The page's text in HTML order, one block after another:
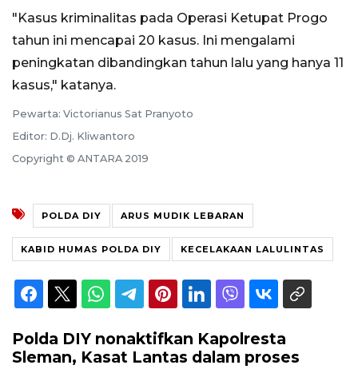
"Kasus kriminalitas pada Operasi Ketupat Progo
tahun ini mencapai 20 kasus. Ini mengalami
peningkatan dibandingkan tahun lalu yang hanya 11
kasus," katanya.
Pewarta: Victorianus Sat Pranyoto
Editor: D.Dj. Kliwantoro
Copyright © ANTARA 2019
POLDA DIY ARUS MUDIK LEBARAN
KABID HUMAS POLDA DIY KECELAKAAN LALULINTAS
Polda DIY nonaktifkan Kapolresta
Sleman, Kasat Lantas dalam proses